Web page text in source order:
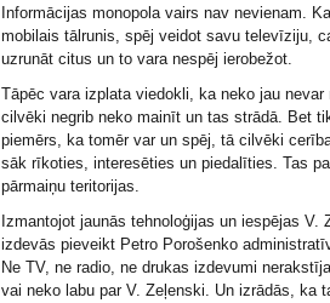
Informācijas monopola vairs nav nevienam.
mobilais tālrunis, spēj veidot savu televīziju,
uzrunāt citus un to vara nespēj ierobežot.
Tāpēc vara izplata viedokli, ka neko jau
cilvēki negrib neko mainīt un tas strādā. Bet
piemērs, ka tomēr var un spēj, tā cilvēki
sāk rīkoties, interesēties un piedalīties. Tas
pārmaiņu teritorijas.
Izmantojot jaunās tehnoloģijas un iespējas V.
izdevās pieveikt Petro Porošenko
Ne TV, ne radio, ne drukas izdevumi
vai neko labu par V. Zeļenski. Un izrādās, ka